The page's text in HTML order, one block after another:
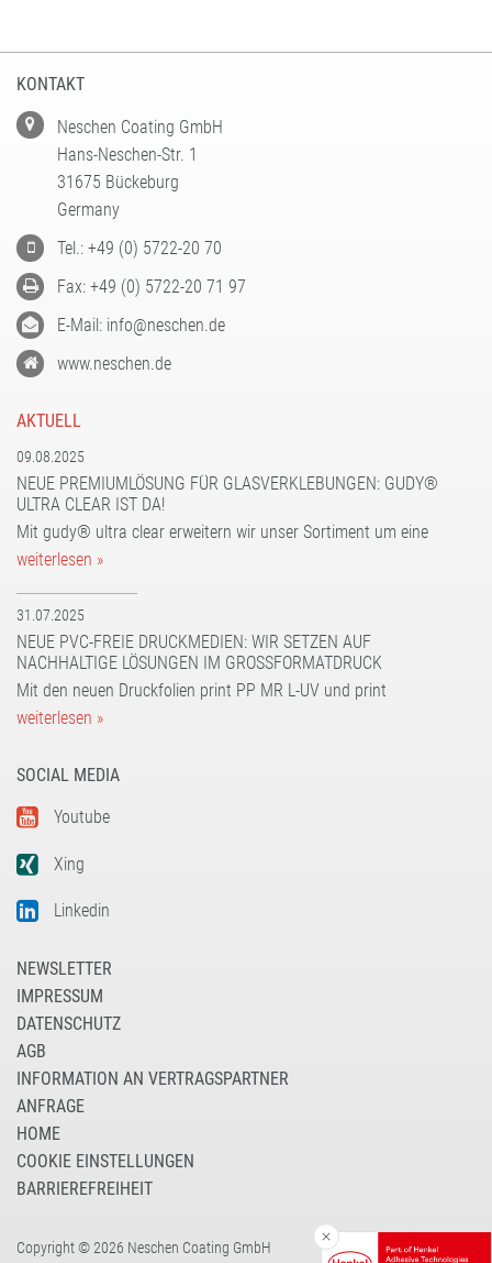
KONTAKT
Neschen Coating GmbH
Hans-Neschen-Str. 1
31675 Bückeburg
Germany
Tel.: +49 (0) 5722-20 70
Fax: +49 (0) 5722-20 71 97
E-Mail: info@neschen.de
www.neschen.de
AKTUELL
09.08.2025
NEUE PREMIUMLÖSUNG FÜR GLASVERKLEBUNGEN: GUDY®
ULTRA CLEAR IST DA!
Mit gudy® ultra clear erweitern wir unser Sortiment um eine
weiterlesen »
31.07.2025
NEUE PVC-FREIE DRUCKMEDIEN: WIR SETZEN AUF
NACHHALTIGE LÖSUNGEN IM GROSSFORMATDRUCK
Mit den neuen Druckfolien print PP MR L-UV und print
weiterlesen »
SOCIAL MEDIA
Youtube
Xing
Linkedin
NEWSLETTER
IMPRESSUM
DATENSCHUTZ
AGB
INFORMATION AN VERTRAGSPARTNER
ANFRAGE
HOME
COOKIE EINSTELLUNGEN
BARRIEREFREIHEIT
Copyright © 2026 Neschen Coating GmbH